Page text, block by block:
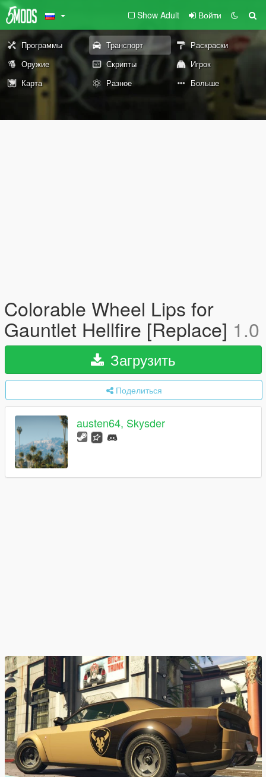
Show Adult Войти
Программы Транспорт
Раскраски
Оружие
Скрипты
Игрок
Карта
Разное Больше
Colorable Wheel Lips for
Gauntlet Hellfire [Replace] 1.0
Загрузить
Поделиться
austen64, Skysder